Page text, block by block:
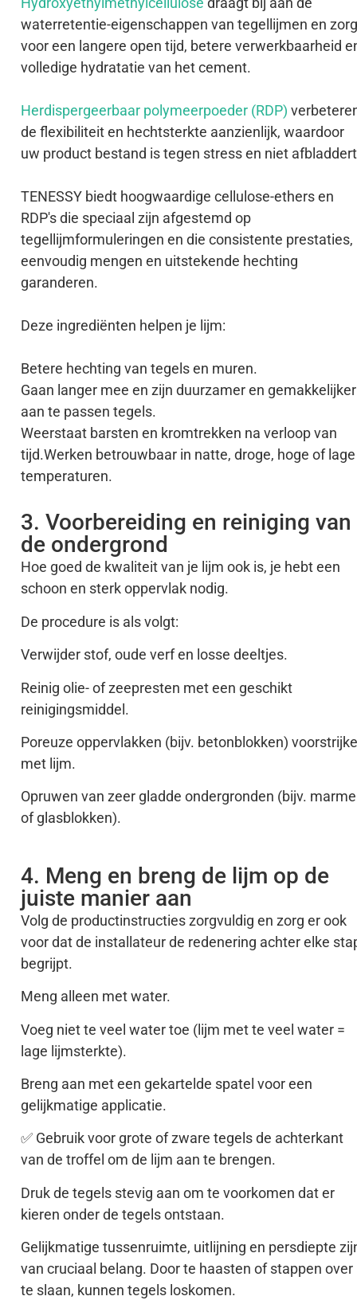
waterretentie-eigenschappen van tegellijmen en
voor een langere open tijd, betere verwerkbaarheid
volledige hydratatie van het cement.
Herdispergeerbaar polymeerpoeder (RDP)
de flexibiliteit en hechtsterkte aanzienlijk, waardoor
uw product bestand is tegen stress en niet
TENESSY biedt hoogwaardige cellulose-ethers en
RDP's die speciaal zijn afgestemd op
tegellijmformuleringen en die consistente prestaties,
eenvoudig mengen en uitstekende hechting
garanderen.
Deze ingrediënten helpen je lijm:
Betere hechting van tegels en muren.
Gaan langer mee en zijn duurzamer en gemakkelijker
aan te passen tegels.
Weerstaat barsten en kromtrekken na verloop van
tijd.Werken betrouwbaar in natte, droge, hoge of lage
temperaturen.
3. Voorbereiding en reiniging van
de ondergrond
Hoe goed de kwaliteit van je lijm ook is, je hebt een
schoon en sterk oppervlak nodig.
De procedure is als volgt:
Verwijder stof, oude verf en losse deeltjes.
Reinig olie- of zeepresten met een geschikt
reinigingsmiddel.
Poreuze oppervlakken (bijv. betonblokken)
met lijm.
Opruwen van zeer gladde ondergronden (bijv.
of glasblokken).
4. Meng en breng de lijm op de
juiste manier aan
Volg de productinstructies zorgvuldig en zorg er ook
voor dat de installateur de redenering achter elke
begrijpt.
Meng alleen met water.
Voeg niet te veel water toe (lijm met te veel water =
lage lijmsterkte).
Breng aan met een gekartelde spatel voor een
gelijkmatige applicatie.
✅ Gebruik voor grote of zware tegels de achterkant
van de troffel om de lijm aan te brengen.
Druk de tegels stevig aan om te voorkomen dat er
kieren onder de tegels ontstaan.
Gelijkmatige tussenruimte, uitlijning en persdiepte
van cruciaal belang. Door te haasten of stappen over
te slaan, kunnen tegels loskomen.